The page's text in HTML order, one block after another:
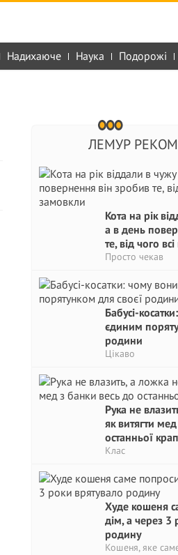
Надихаюче Наука Подорожі
ЛЕМУР
Кота на рік
а в день
те, від чого
Просто чекав
Бабусі-
єдиним
родини
Цікаво
Рука не
як витягти
останньої
Клас
Худе кошеня
дім, а через 3
родину
Кошеня, яке